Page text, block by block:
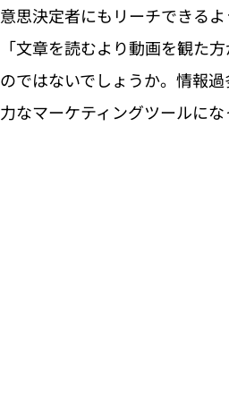
意思決定者にもリーチできるよ
「文章を読むより動画を観た
のではないでしょうか。情報
力なマーケティングツールにな